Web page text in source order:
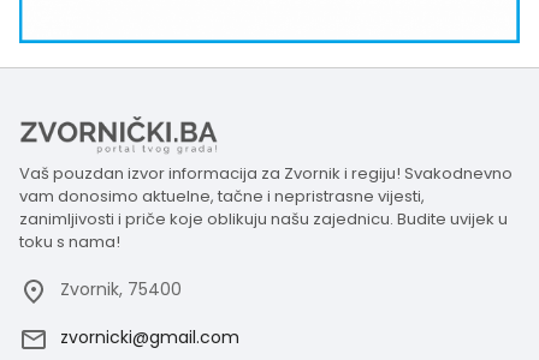
Vaš pouzdan izvor informacija za Zvornik i regiju! Svakodnevno
vam donosimo aktuelne, tačne i nepristrasne vijesti,
zanimljivosti i priče koje oblikuju našu zajednicu. Budite uvijek u
toku s nama!
Zvornik, 75400
zvornicki@gmail.com